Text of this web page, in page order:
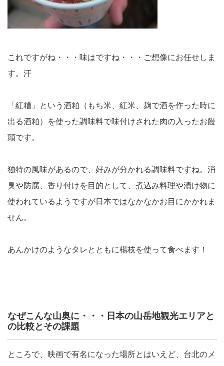
これですがね・・・味はですね・・・ご想像にお任せしま
す。汗
「紅糟」という酒粕（もち米、紅米、麹で酒を作った時に
出る酒粕）を使った調味料で味付けされた肉の入ったお饅
頭です。
独特の風味があるので、好みが分かれる調味料ですね。消
臭や防腐、香り付けを目的として、煮込み料理や漬け物に
使われているようですが日本ではなかなかお目にかかれま
せん。
あんかけのようなタレとともに楊枝を使って食べます！
なぜこんな山奥に・・・日本の山岳地観光エリアと
の比較とその課題
ところで、映画で有名になった場所とはいえど、台北のメ